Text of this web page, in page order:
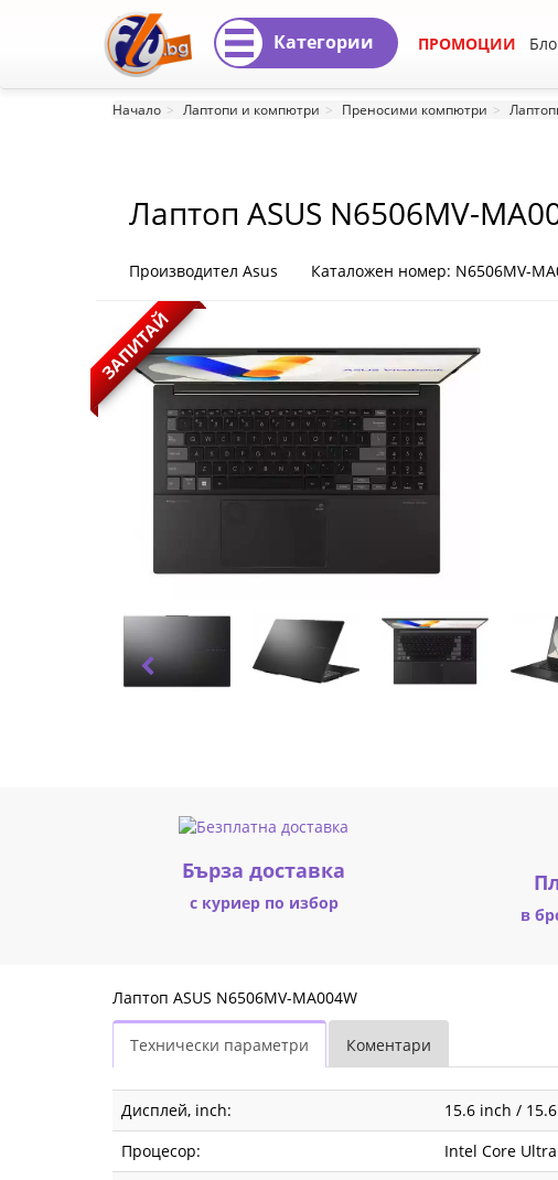
Лаптоп
MA004W
N6506MV-
MA004W
|
Fly.bg
Категории ПРОМОЦИИ
Начало Лаптопи и компютри Преносими компютри
Лаптоп ASUS N6506MV-
Производител Asus Каталожен номер: N6506MV-
ЗАПИТАЙ
Бърза доставка
с куриер по избор
в
Лаптоп ASUS N6506MV-MA004W
Технически параметри Коментари
Дисплей, inch:
15.6 inch /
Процесор:
Intel Core